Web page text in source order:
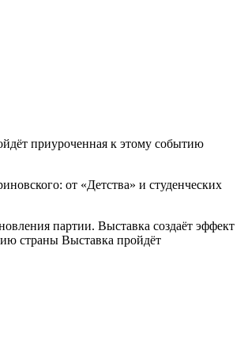
приуроченная к этому событию
от «Детства» и студенческих
партии. Выставка создаёт эффект
страны Выставка пройдёт